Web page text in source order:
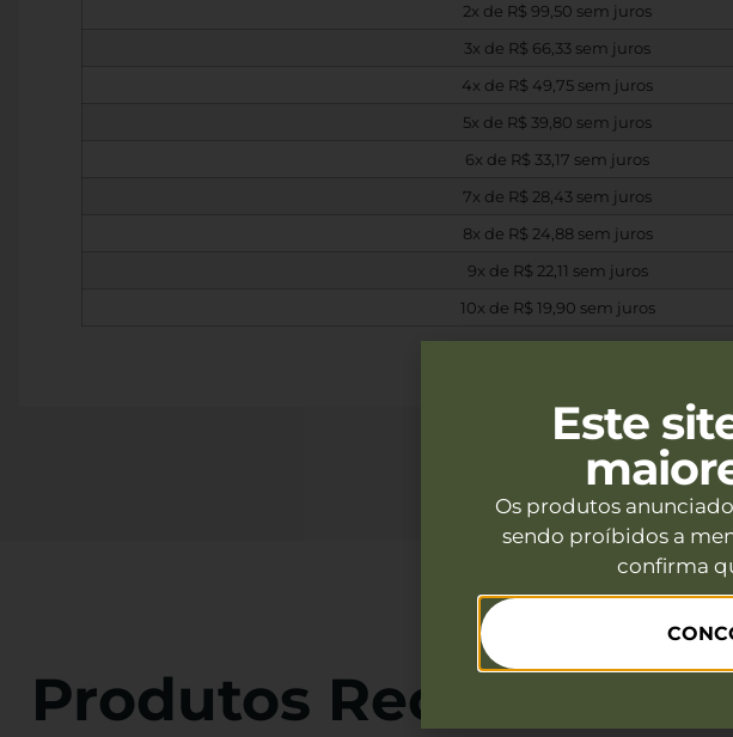
2x de R$ 99,50 sem juros
3x de R$ 66,33 sem juros
4x de R$ 49,75 sem juros
5x de R$ 39,80 sem juros
6x de R$ 33,17 sem juros
7x de R$ 28,43 sem juros
8x de R$ 24,88sem juros
9x de R$ 22,11 sem juros
10x de R$ 19,90 sem juros
Produtos
Este
Os produtos
sendo proíbidos a
confirma